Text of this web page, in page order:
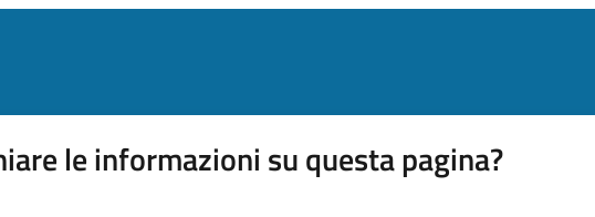
le informazioni su questa pagina?